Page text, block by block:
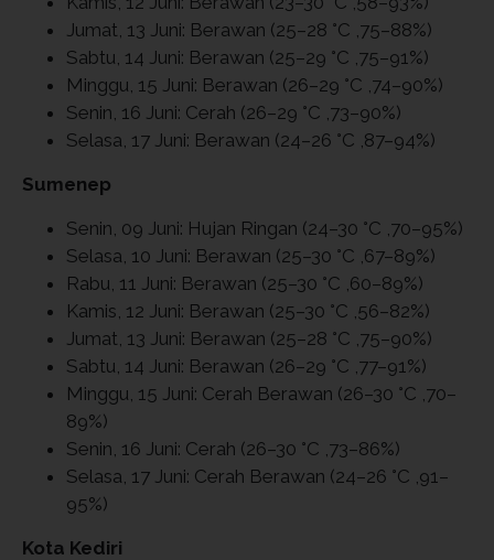
Jumat, 13 Juni: Berawan (25–28 °C ,75–88%)
Sabtu, 14 Juni: Berawan (25–29 °C ,75–91%)
Minggu, 15 Juni: Berawan (26–29 °C ,74–90%)
Senin, 16 Juni: Cerah (26–29 °C ,73–90%)
Selasa, 17 Juni: Berawan (24–26 °C ,87–94%)
Sumenep
Senin, 09 Juni: Hujan Ringan (24–30 °C ,70–95%)
Selasa, 10 Juni: Berawan (25–30 °C ,67–89%)
Rabu, 11 Juni: Berawan (25–30 °C ,60–89%)
Kamis, 12 Juni: Berawan (25–30 °C ,56–82%)
Jumat, 13 Juni: Berawan (25–28 °C ,75–90%)
Sabtu, 14 Juni: Berawan (26–29 °C ,77–91%)
Minggu, 15 Juni: Cerah Berawan (26–30 °C ,70–
89%)
Senin, 16 Juni: Cerah (26–30 °C ,73–86%)
Selasa, 17 Juni: Cerah Berawan (24–26 °C ,91–
95%)
Kota Kediri